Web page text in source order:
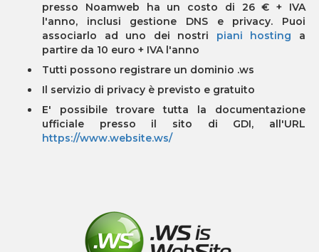
presso Noamweb ha un costo di 26 € + IVA
l'anno, inclusi gestione DNS e privacy. Puoi
associarlo ad uno dei nostri piani hosting a
partire da 10 euro + IVA l'anno
Tutti possono registrare un dominio .ws
Il servizio di privacy è previsto e gratuito
E' possibile trovare tutta la documentazione
ufficiale presso il sito di GDI, all'URL
https://www.website.ws/